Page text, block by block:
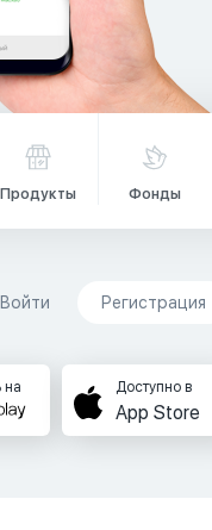
Продукты Фонды
Войти Регистрация
на Доступно в
App Store